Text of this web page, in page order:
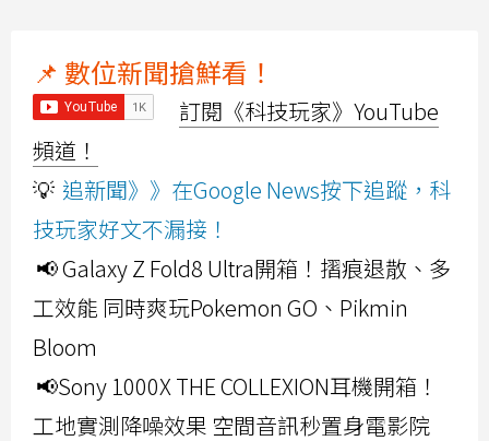
📌 數位新聞搶鮮看！
訂閱《科技玩家》YouTube
頻道！
💡 追新聞》》在Google News按下追蹤，科
技玩家好文不漏接！
📢 Galaxy Z Fold8 Ultra開箱！摺痕退散、多
工效能 同時爽玩Pokemon GO、Pikmin
Bloom
📢Sony 1000X THE COLLEXION耳機開箱！
工地實測降噪效果 空間音訊秒置身電影院